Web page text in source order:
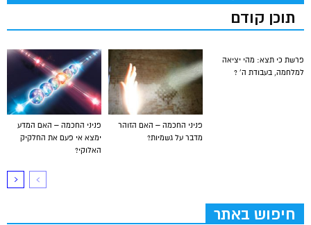
תוכן קודם
פניני החכמה – האם המדע
ימצא אי פעם את החלקיק
האלוקי?
פניני החכמה – האם הזוהר
מדבר על גשמיות?
פרשת כי תצא: מהי יציאה
למלחמה, בעבודת ה’ ?
חיפוש באתר